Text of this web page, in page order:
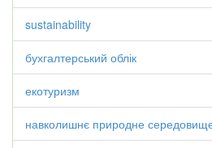
sustainability
бухгалтерський облік
екотуризм
навколишнє природне